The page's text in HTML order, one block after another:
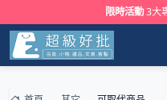
限時活動 3大